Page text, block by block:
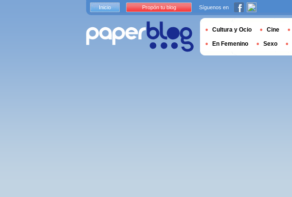
Inicio Propón tu blog Síguenos en
Cultura y Ocio Cine
En Femenino Sexo